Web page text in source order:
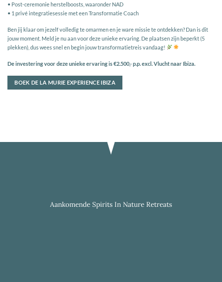
• Post-ceremonie herstelboosts, waaronder NAD
• 1 privé integratiesessie met een Transformatie Coach
Ben jij klaar om jezelf volledig te omarmen en je ware missie te ontdekken? Dan is dit
jouw moment. Meld je nu aan voor deze unieke ervaring. De plaatsen zijn beperkt (5
plekken), dus wees snel en begin jouw transformatietreis vandaag!
De investering voor deze unieke ervaring is €2.500,- p.p. excl. Vlucht naar Ibiza.
BOEK DE LA MURIE EXPERIENCE IBIZA
Aankomende Spirits In Nature Retreats